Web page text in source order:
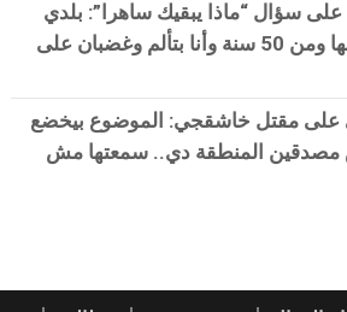
سؤال “ماذا يبقيك ساهرا”: بلدي
فقط.. نايم صاحي بها ومن 50 سنة وأنا بتألم وغضبان على
على مقتل خاشقجي: الموضوع بيخضع
مصدقين المنطقة دي.. سمعتها مش